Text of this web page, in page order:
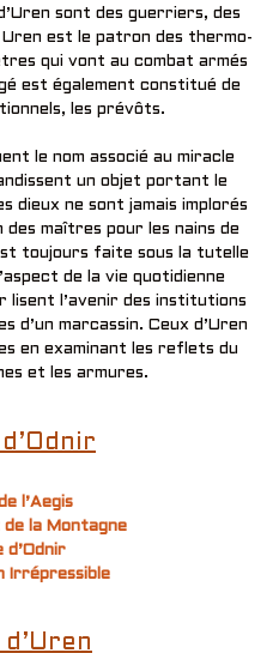
sont des guerriers, des
est le patron des thermo-
qui vont au combat armés
est également constitué de
les prévôts.
le nom associé au miracle
un objet portant le
dieux ne sont jamais implorés
maîtres pour les nains de
toujours faite sous la tutelle
de la vie quotidienne
lisent l’avenir des institutions
d’un marcassin. Ceux d’Uren
en examinant les reflets du
et les armures.
l’Aegis
de la Montagne
d’Odnir
Irrépressible